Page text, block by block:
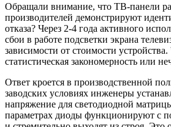
Обращали внимание, что ТВ-панели
производителей демонстрируют
отказа? Через 2-4 года активного
сбои в работе подсветки экрана
зависимости от стоимости
статистическая закономерность или
Ответ кроется в производственной
заводских условиях инженеры
напряжение для светодиодной
параметрах диоды функционируют с